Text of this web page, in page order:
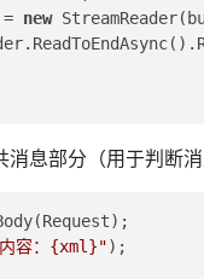
new
息部分（用于判断消
容： {xml}");